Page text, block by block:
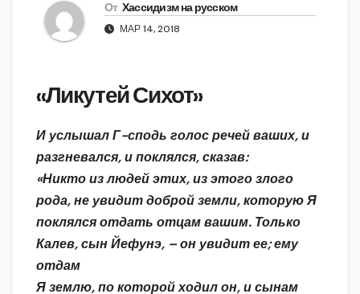
От Хассидизм на русском
МАР 14, 2018
«Ликутей Сихот»
И услышал Г-сподь голос речей ваших, и
разгневался, и поклялся, сказав:
«Никто из людей этих, из этого злого
рода, не увидит доброй земли, которую Я
поклялся отдать отцам вашим. Только
Калев, сын Йефунэ, – он увидит ее; ему
отдам
Я землю, по которой ходил он, и сынам